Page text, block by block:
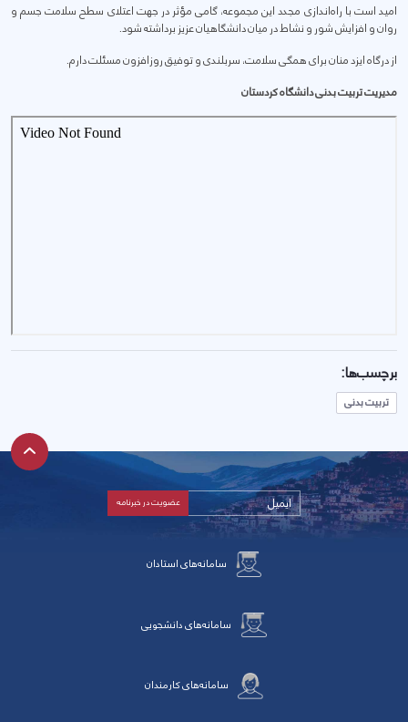
امید است با راه‌اندازی مجدد این مجموعه، گامی مؤثر در جهت اعتلای سطح سلامت جسم و
روان و افزایش شور و نشاط در میان دانشگاهیان عزیز برداشته شود.
از درگاه ایزد منان برای همگی سلامت، سربلندی و توفیق روزافزون مسئلت دارم.
مدیریت تربیت بدنی دانشگاه کردستان
برچسب‌ها:
تربیت بدنی
سامانه‌های استادان
سامانه‌های دانشجویی
سامانه‌های کارمندان